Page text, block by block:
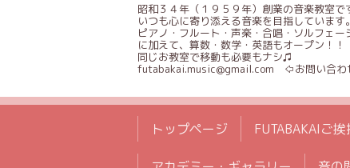
昭和３４年（１９５９年）創業の音楽教室で
いつも心に寄り添える音楽を目指しています。
ピアノ・フルート・声楽・合唱・ソルフェー
に加えて、算数・数学・英語もオープン！！
同じお教室で移動も必要もナシ♫
futabakai.music@gmail.com ⇦お問い合わ
トップページ FUTABAKAIご挨